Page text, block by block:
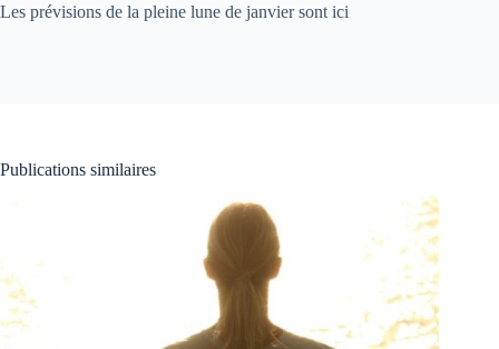
Les prévisions de la pleine lune de janvier sont ici
Publications similaires